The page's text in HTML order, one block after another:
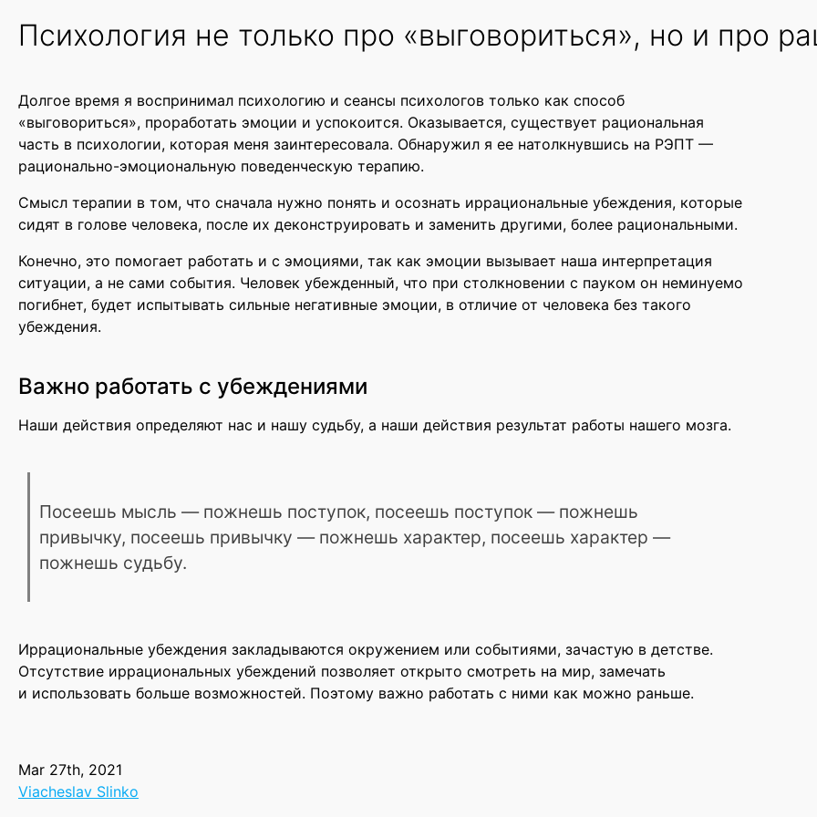
Психология не только про «выговориться», но и про
Долгое время я воспринимал психологию и сеансы психологов только как способ
«выговориться», проработать эмоции и успокоится. Оказывается, существует рациональная
часть в психологии, которая меня заинтересовала. Обнаружил я ее натолкнувшись на РЭПТ —
рационально-эмоциональную поведенческую терапию.
Смысл терапии в том, что сначала нужно понять и осознать иррациональные убеждения, которые
сидят в голове человека, после их деконструировать и заменить другими, более рациональными.
Конечно, это помогает работать и с эмоциями, так как эмоции вызывает наша интерпретация
ситуации, а не сами события. Человек убежденный, что при столкновении с пауком он неминуемо
погибнет, будет испытывать сильные негативные эмоции, в отличие от человека без такого
убеждения.
Важно работать с убеждениями
Наши действия определяют нас и нашу судьбу, а наши действия результат работы нашего мозга.
Посеешь мысль — пожнешь поступок, посеешь поступок — пожнешь
привычку, посеешь привычку — пожнешь характер, посеешь характер —
пожнешь судьбу.
Иррациональные убеждения закладываются окружением или событиями, зачастую в детстве.
Отсутствие иррациональных убеждений позволяет открыто смотреть на мир, замечать
и использовать больше возможностей. Поэтому важно работать с ними как можно раньше.
Mar 27th, 2021
Viacheslav Slinko